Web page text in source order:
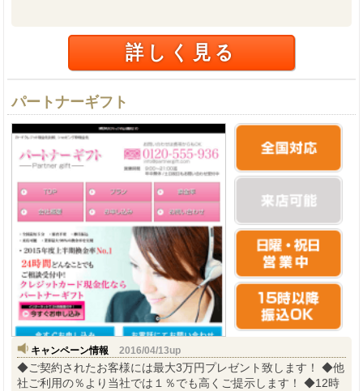
詳しく見る
パートナーギフト
キャンペーン情報 2016/04/13up
◆ご契約されたお客様には最大3万円プレゼント致します！ ◆他
社ご利用の％より当社では１％でも高くご提示します！ ◆12時